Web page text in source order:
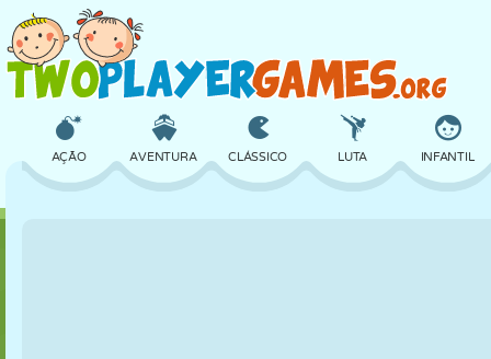
AÇÃO AVENTURA CLÁSSICO LUTA INFANTIL